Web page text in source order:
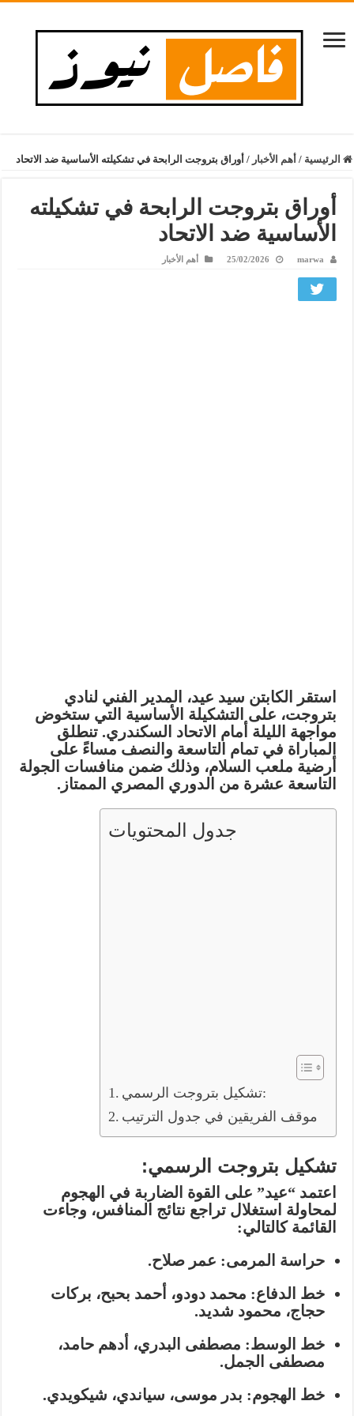
الرئيسية / أهم الأخبار / أوراق بتروجت الرابحة في تشكيلته الأساسية ضد الاتحاد
أوراق بتروجت الرابحة في تشكيلته
الأساسية ضد الاتحاد
marwa
25/02/2026 أهم الأخبار
استقر الكابتن سيد عيد، المدير الفني لنادي
بتروجت، على التشكيلة الأساسية التي ستخوض
مواجهة الليلة أمام الاتحاد السكندري. تنطلق
المباراة في تمام التاسعة والنصف مساءً على
أرضية ملعب السلام، وذلك ضمن منافسات الجولة
التاسعة عشرة من الدوري المصري الممتاز.
جدول المحتويات
تشكيل بتروجت الرسمي:
موقف الفريقين في جدول الترتيب
تشكيل بتروجت الرسمي:
اعتمد “عيد” على القوة الضاربة في الهجوم
لمحاولة استغلال تراجع نتائج المنافس، وجاءت
القائمة كالتالي:
حراسة المرمى: عمر صلاح.
خط الدفاع: محمد دودو، أحمد بحبح، بركات
حجاج، محمود شديد.
خط الوسط: مصطفى البدري، أدهم حامد،
مصطفى الجمل.
خط الهجوم: بدر موسى، سياندي، شيكويدي.